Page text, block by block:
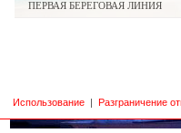
ПЕРВАЯ БЕРЕГОВАЯ ЛИНИЯ
Использование | Разграничение